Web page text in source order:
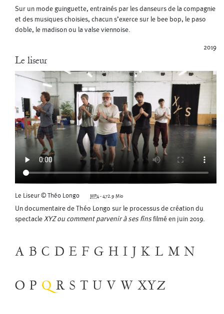
Sur un mode guinguette, entrainés par les danseurs de la compagnie
et des musiques choisies, chacun s’exerce sur le bee bop, le paso
doble, le madison ou la valse viennoise.
2019
Le liseur
Le Liseur © Théo Longo MP4-472.9 Mio
Un documentaire de Théo Longo sur le processus de création du
spectacle XYZ ou comment parvenir à ses fins filmé en juin 2019.
A B C D E F G H I J K L M N
O P Q R S T U V W XYZ